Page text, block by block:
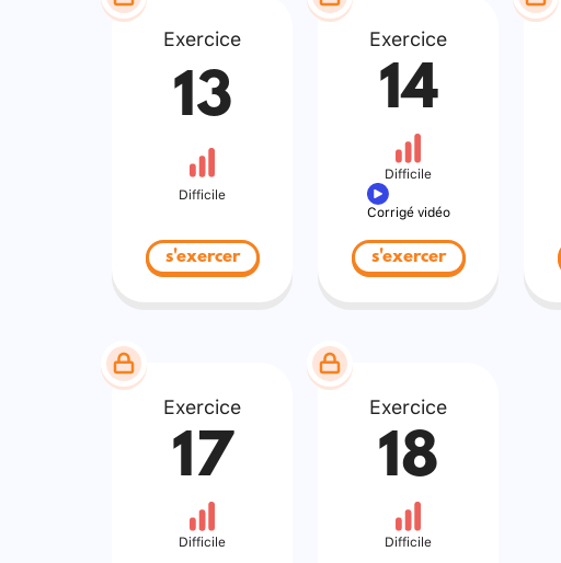
Exercice
13
Difficile
s'exercer
Exercice
14
Difficile
Corrigé vidéo
s'exercer
Exercice
17
Difficile
Exercice
18
Difficile